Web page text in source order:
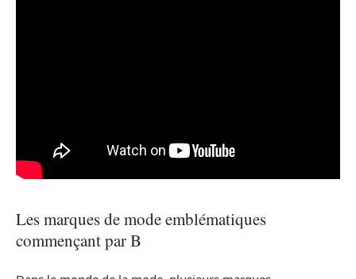
Les marques de mode emblématiques
commençant par B